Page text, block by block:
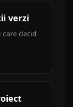
verzi
decid